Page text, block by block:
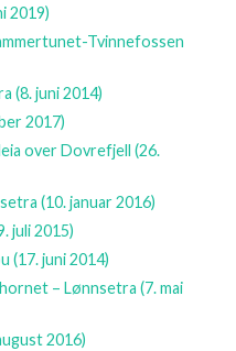
2019)
Tvinnefossen
(8. juni 2014)
2017)
over Dovrefjell(26.
(10. januar 2016)
juli 2015)
(17. juni 2014)
– Lønnsetra(7. mai
2016)